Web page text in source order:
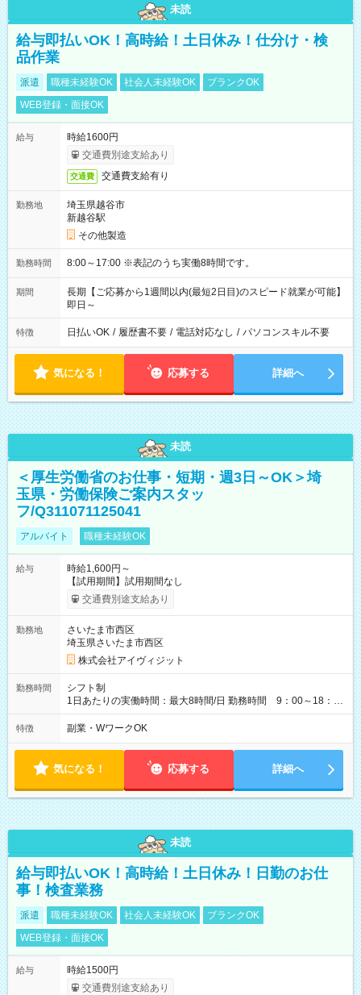
未読
給与即払いOK！高時給！土日休み！仕分け・検
品作業
派遣 職種未経験OK 社会人未経験OK
ブランクOK
WEB登録・面接OK
給与
時給1600円
交通費別途支給あり
交通費 交通費支給有り
勤務地
埼玉県越谷市
新越谷駅
その他製造
勤務時間 8:00～17:00 ※表記のうち実働8時間です。
期間
長期【ご応募から1週間以内(最短2日目)のスピード就業が可能】
即日～
特徴 日払いOK / 履歴書不要 / 電話対応なし / パソコンスキル不要
気になる！ 応募する 詳細へ
未読
＜厚生労働省のお仕事・短期・週3日～OK＞埼
玉県・労働保険ご案内スタッ
フ/Q311071125041
アルバイト 職種未経験OK
給与
時給1,600円～
【試用期間】試用期間なし
交通費別途支給あり
勤務地
さいたま市西区
埼玉県さいたま市西区
株式会社アイヴィジット
勤務時間
シフト制
1日あたりの実働時間：最大8時間/日 勤務時間 9：00～18：
00(実働8h、休憩1h) 土日祝含む週3日～OK、シフト制 ※もちろ
ん週5日勤務もOK♪ 勤務期間：2026年8月12日～9月9日※リスト
特徴 副業・WワークOK
気になる！ 応募する 詳細へ
未読
給与即払いOK！高時給！土日休み！日勤のお仕
事！検査業務
派遣 職種未経験OK 社会人未経験OK
ブランクOK
WEB登録・面接OK
給与
時給1500円
交通費別途支給あり